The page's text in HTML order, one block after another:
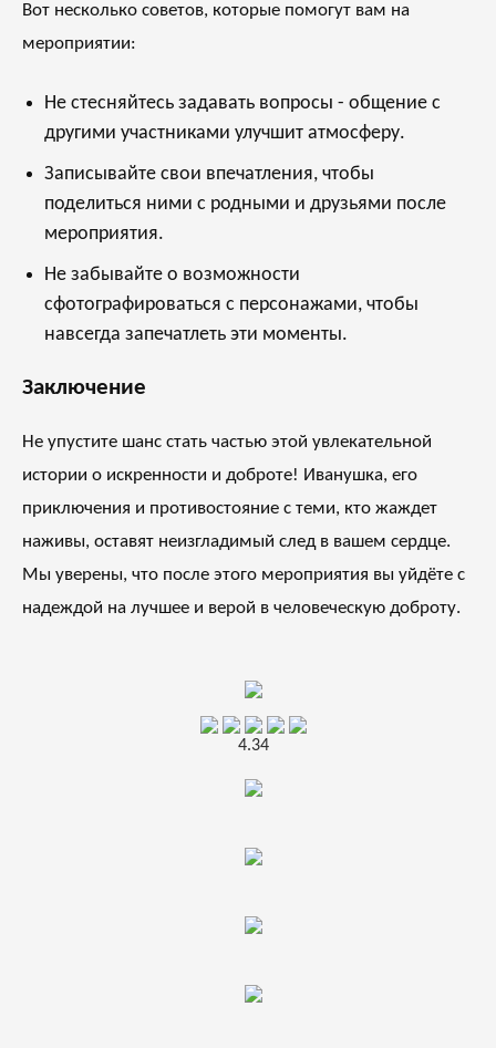
Вот несколько советов, которые помогут вам на
мероприятии:
Не стесняйтесь задавать вопросы - общение с
другими участниками улучшит атмосферу.
Записывайте свои впечатления, чтобы
поделиться ними с родными и друзьями после
мероприятия.
Не забывайте о возможности
сфотографироваться с персонажами, чтобы
навсегда запечатлеть эти моменты.
Заключение
Не упустите шанс стать частью этой увлекательной
истории о искренности и доброте! Иванушка, его
приключения и противостояние с теми, кто жаждет
наживы, оставят неизгладимый след в вашем сердце.
Мы уверены, что после этого мероприятия вы уйдёте с
надеждой на лучшее и верой в человеческую доброту.
4.34